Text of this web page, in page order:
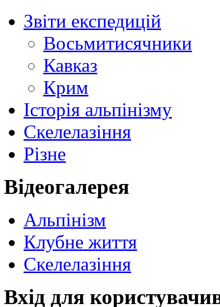
Звіти експедицій
Восьмитисячники
Кавказ
Крим
Історія альпінізму
Скелелазіння
Різне
Відеогалерея
Альпінізм
Клубне життя
Скелелазіння
Вхід для